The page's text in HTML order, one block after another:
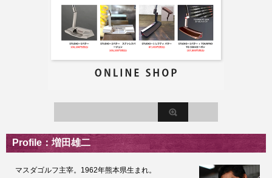
Profile：増田雄二
マスダゴルフ主宰。1962年熊本県生まれ。